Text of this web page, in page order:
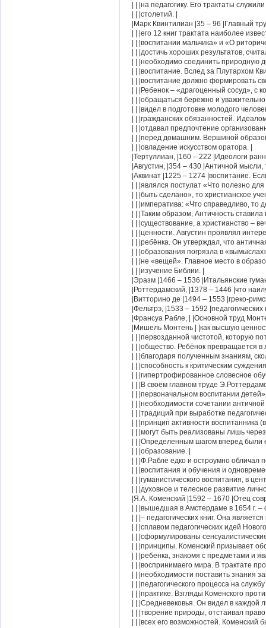
| | |на педагогику. Его трактаты
| | |столетий. |
|Марк Квинтилиан |35 – 96 |Главный
| | |его 12 книг трактата наиболее
| | |воспитании мальчика» и «О
| | |достичь хороших результатов,
| | |необходимо соединить природную
| | |воспитание. Вслед за Плутархом
| | |воспитание должно формировать
| | |Ребенок – «драгоценный сосуд», с
| | |обращаться бережно и
| | |видел в подготовке молодого
| | |гражданских обязанностей.
| | |отдавал предпочтение
| | |перед домашним. Вершиной
| | |овладение искусством оратора. |
|Тертуллиан, |160 – 222 |Идеологи
|Августин, |354 – 430 |Античной мысли,
|Аквинат |1225 – 1274 |воспитание.
| | |являлся постулат «Что полезно
| | |быть сделано», то христианское
| | |императива: «Что справедливо, то
| | |Таким образом, Античность
| | |существование, а христианство –
| | |ценности. Августин проявлял
| | |ребёнка. Он утверждал, что
| | |образования погрязла в
| | |не «вещей». Главное место в
| | |изучение Библии. |
|Эразм |1466 – 1536 |Итальянские
|Роттердамский, |1378 – 1446 |что
|Витторино де |1494 – 1553 |греко-
|Фельтрэ, |1533 – 1592
|Франсуа Рабле, | |Основной труд
|Мишель Монтень | |как высшую
| | |первозданной чистотой, которую
| | |общество. Ребёнок превращается в
| | |благодаря полученным знаниям,
| | |способность к критическим
| | |гипертрофированное словесное
| | |В своём главном труде
| | |первоначальном воспитании
| | |необходимости сочетании
| | |традиций при выработке
| | |принцип активности воспитанника
| | |могут быть реализованы лишь
| | |Определенным шагом вперед были
| | |образование. |
| | |Ф.Рабле едко и остроумно обличал
| | |воспитания и обучения и
| | |гуманистического воспитания, в
| | |духовное и телесное развитие
|Я.А. Коменский |1592 – 1670 |Отец
| | |вышедшая в Амстердаме в 1654 г.
| | |– педагогических книг. Она
| | |сплавом педагогических идей
| | |сформулированы
| | |принципы. Коменский призывает
| | |ребенка, знакомя с предметами и
| | |воспринимаего мира. В трактате
| | |необходимости поставить знания
| | |педагогического процесса на
| | |практике. Взгляды Коменского
| | |Средневековья. Он видел в каждой
| | |творение природы, отстаивал
| | |всех его возможностей. Коменский